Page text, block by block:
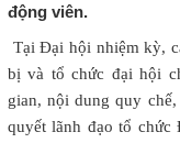
động viên.
Tại Đại hội nhiệm kỳ,
bị và tổ chức đại hội
gian, nội dung quy
quyết lãnh đạo tổ chức